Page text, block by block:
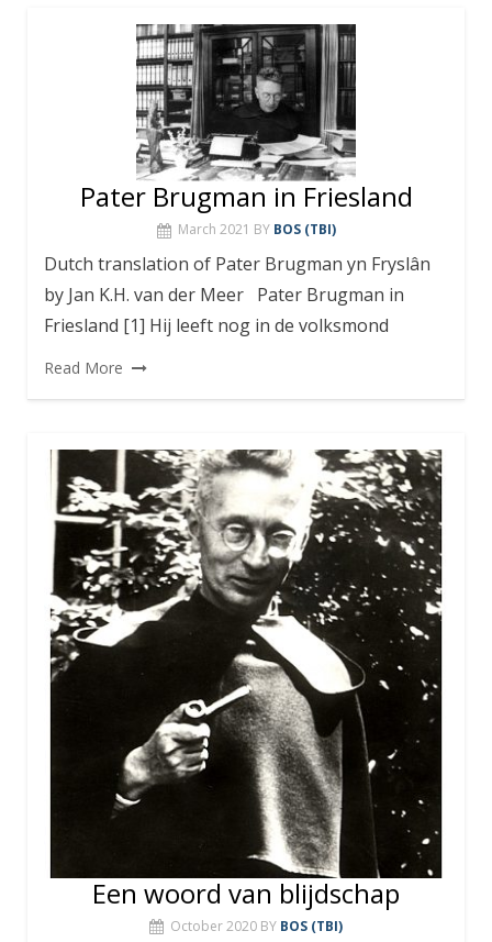
Pater Brugman in Friesland
March 2021 BY BOS (TBI)
Dutch translation of Pater Brugman yn Fryslân
by Jan K.H. van der Meer Pater Brugman in
Friesland [1] Hij leeft nog in de volksmond
Read More
Een woord van blijdschap
October 2020 BY BOS (TBI)